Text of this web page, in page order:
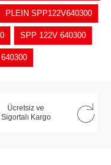
PLEIN SPP122V640300
SPP 122V 640300
Ücretsiz ve
Sigortalı Kargo